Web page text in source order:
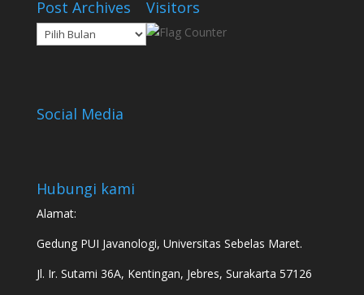
Post Archives
Post
Archives
Visitors
Social Media
Hubungi kami
Alamat:
Gedung PUI Javanologi, Universitas Sebelas Maret.
Jl. Ir. Sutami 36A, Kentingan, Jebres, Surakarta 57126